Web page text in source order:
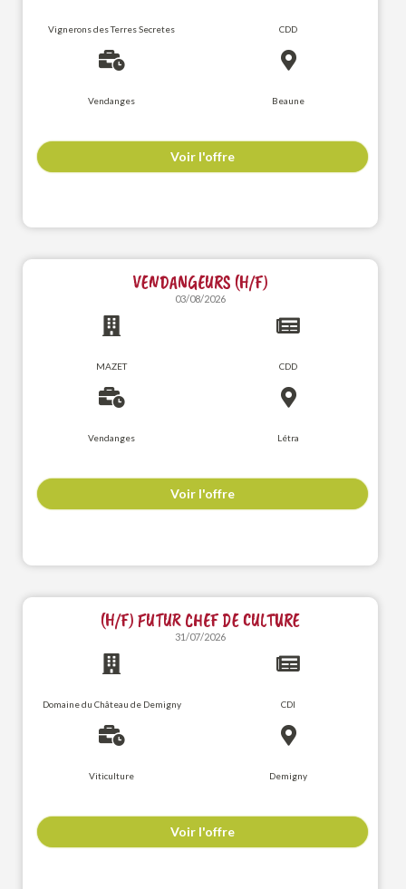
Vignerons des Terres Secretes CDD
Vendanges Beaune
Voir l'offre
VENDANGEURS (H/F)
03/08/2026
MAZET CDD
Vendanges Létra
Voir l'offre
(H/F) FUTUR CHEF DE CULTURE
31/07/2026
Domaine du Château de Demigny CDI
Viticulture Demigny
Voir l'offre